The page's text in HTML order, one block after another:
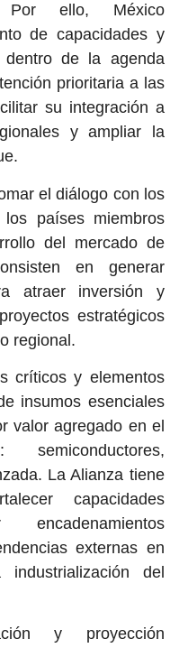
Por ello, México
de capacidades y
dentro de la agenda
prioritaria a las
su integración a
y ampliar la
el diálogo con los
países miembros
del mercado de
en generar
atraer inversión y
estratégicos
regional.
críticos y elementos
insumos esenciales
valor agregado en el
semiconductores,
La Alianza tiene
capacidades
encadenamientos
externas en
del
y proyección